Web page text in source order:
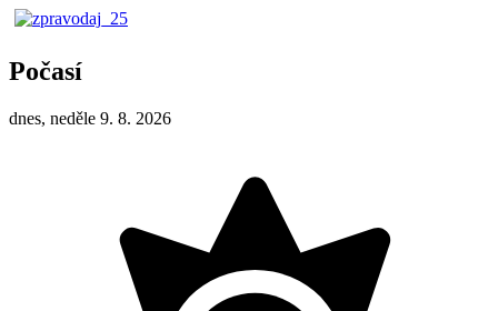
Počasí
dnes, neděle 9. 8. 2026